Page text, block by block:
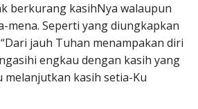
berkurang kasihNya walaupun
mena. Seperti yang diungkapkan
jauh Tuhan menampakan diri
engkau dengan kasih yang
melanjutkan kasih setia-Ku